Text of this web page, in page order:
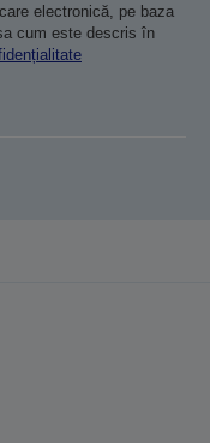
electronică, pe baza
cum este descris în